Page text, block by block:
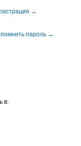
→
пароль →
в: